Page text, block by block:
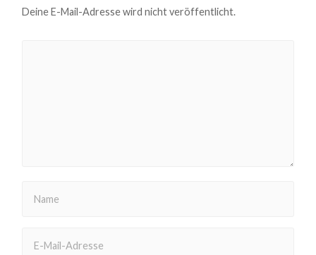
Deine E-Mail-Adresse wird nicht veröffentlicht.